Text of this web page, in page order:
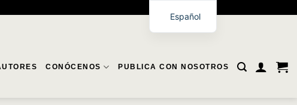
CONÓCENOS PUBLICA CON NOSOTROS
Español